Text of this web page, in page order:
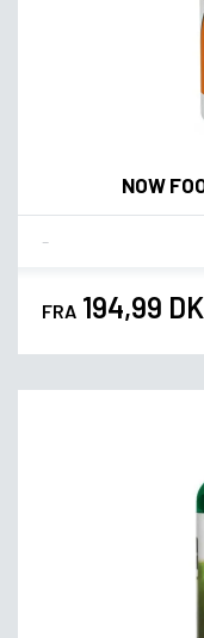
NOW
FRA 194,99